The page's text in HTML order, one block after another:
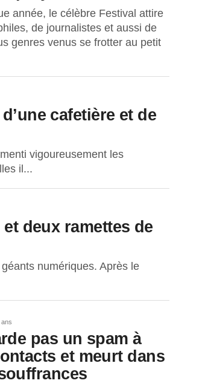
année, le célèbre Festival attire
de journalistes et aussi de
genres venus se frotter au petit
cafetière et de
vigoureusement les
il...
deux ramettes de
numériques. Après le
ans
pas un spam à
et meurt dans